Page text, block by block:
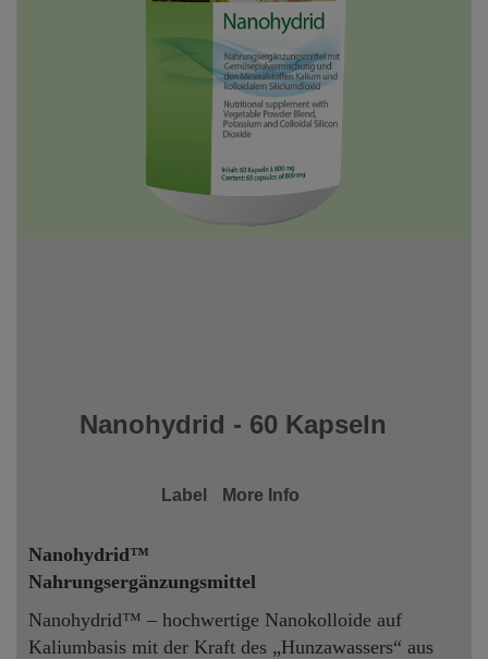
Nanohydrid - 60 Kapseln
Label More Info
Nanohydrid™
Nahrungsergänzungsmittel
Nanohydrid™ – hochwertige Nanokolloide auf
Kaliumbasis mit der Kraft des „Hunzawassers“ aus